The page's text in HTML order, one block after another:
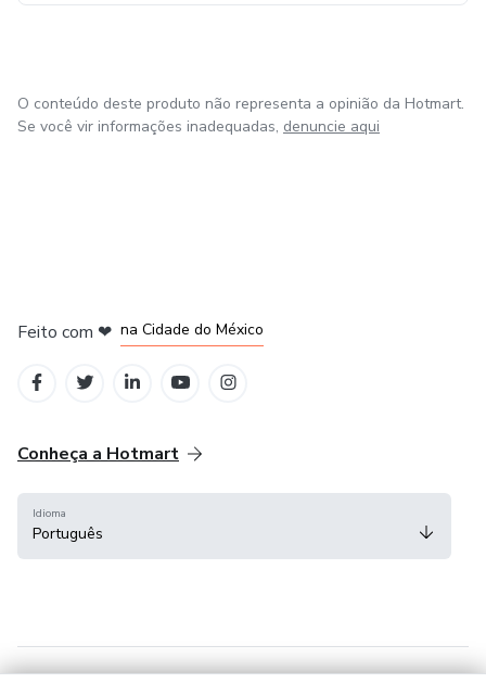
O conteúdo deste produto não representa a opinião da Hotmart.
Se você vir informações inadequadas, denuncie aqui
Feito com ❤ na Cidade do México
Conheça a Hotmart
Idioma
Português